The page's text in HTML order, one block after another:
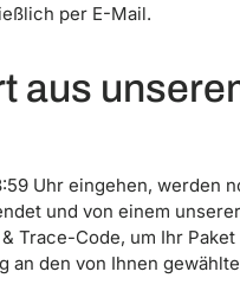
per E-Mail.
aus
Uhr eingehen, werden
und von einem
Trace-Code, um Ihr
an den von Ihnen